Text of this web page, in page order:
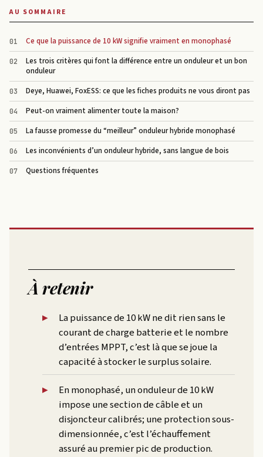
AU SOMMAIRE
Ce que la puissance de 10 kW signifie vraiment en monophasé
Les trois critères qui font la différence entre un onduleur et un bon
onduleur
Deye, Huawei, FoxESS: ce que les fiches produits ne vous diront pas
Peut-on vraiment alimenter toute la maison?
La fausse promesse du “meilleur” onduleur hybride monophasé
Les inconvénients d’un onduleur hybride, sans langue de bois
Questions fréquentes
À retenir
La puissance de 10 kW ne dit rien sans le
courant de charge batterie et le nombre
d’entrées MPPT, c’est là que se joue la
capacité à stocker le surplus solaire.
En monophasé, un onduleur de 10 kW
impose une section de câble et un
disjoncteur calibrés; une protection sous-
dimensionnée, c’est l’échauffement
assuré au premier pic de production.